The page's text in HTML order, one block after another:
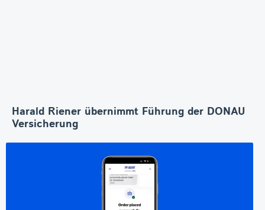
Harald Riener übernimmt Führung der DONAU
Versicherung